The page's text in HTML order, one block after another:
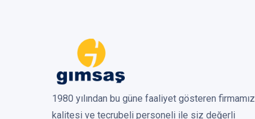
1980 yılından bu güne faaliyet gösteren firmamız
kalitesi ve tecrubeli personeli ile siz değerli